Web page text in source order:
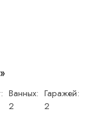
Ванных:
2
Гаражей:
2